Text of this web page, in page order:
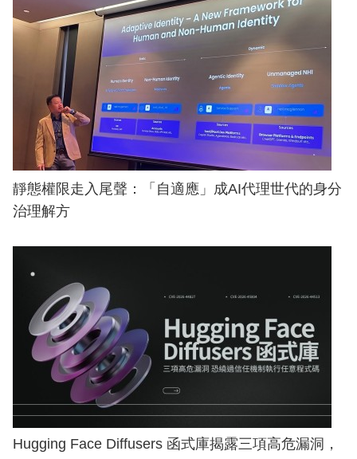
靜態權限走入尾聲：「自適應」成AI代理世代的身分
治理解方
Hugging Face Diffusers 函式庫揭露三項高危漏洞，